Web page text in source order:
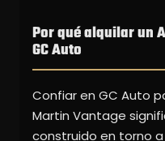
Por qué alquilar un
GC Auto
Confiar en GC Auto
Martin Vantage
construido en torno